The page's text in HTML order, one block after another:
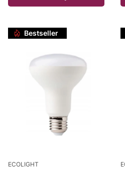
Bestseller
ECOLIGHT